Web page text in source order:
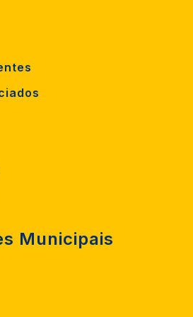
Municipais